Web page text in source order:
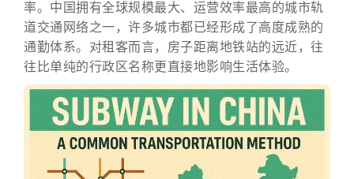
率。中国拥有全球规模最大、运营效率最高的城市轨
道交通网络之一，许多城市都已经形成了高度成熟的
通勤体系。对租客而言，房子距离地铁站的远近，往
往比单纯的行政区名称更直接地影响生活体验。